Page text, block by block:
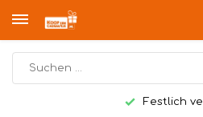
Festlich